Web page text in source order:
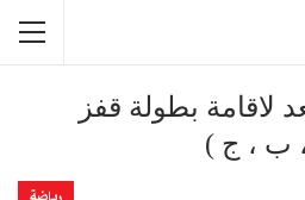
لاقامة بطولة قفز
، ب ، ج )